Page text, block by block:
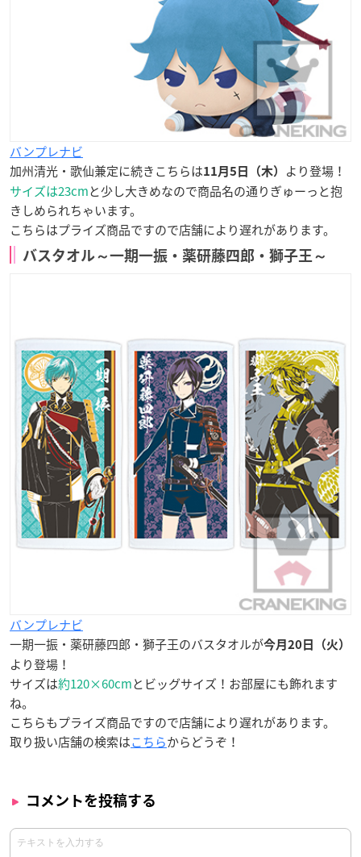
バンプレナビ
加州清光・歌仙兼定に続きこちらは11月5日（木）
より登場！
サイズは23cmと少し大きめなので商品名の通りぎゅーっと抱
きしめられちゃいます。
こちらはプライズ商品ですので店舗により遅れがあります。
バスタオル～一期一振・薬研藤四郎・獅子王～
バンプレナビ
一期一振・薬研藤四郎・獅子王のバスタオルが今月20日（火）
より登場！
サイズは約120×60cmとビッグサイズ！お部屋にも飾れます
ね。
こちらもプライズ商品ですので店舗により遅れがあります。
取り扱い店舗の検索はこちらからどうぞ！
コメントを投稿する